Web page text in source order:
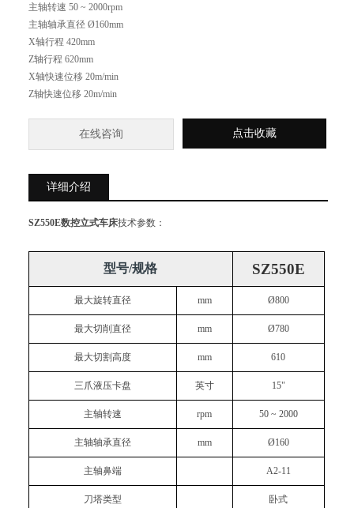
主轴转速 50 ~ 2000rpm
主轴轴承直径 Ø160mm
X轴行程 420mm
Z轴行程 620mm
X轴快速位移 20m/min
Z轴快速位移 20m/min
在线咨询 点击收藏
详细介绍
SZ550E数控立式车床技术参数：
型号/规格 SZ550E
最大旋转直径 mm Ø800
最大切削直径 mm Ø780
最大切割高度 mm 610
三爪液压卡盘 英寸 15"
主轴转速 rpm 50 ~ 2000
主轴轴承直径 mm Ø160
主轴鼻端 A2-11
刀塔类型 卧式